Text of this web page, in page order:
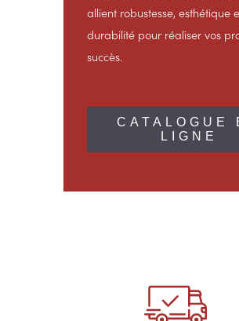
allient robustesse, esthétique
durabilité pour réaliser vos
succès.
CATALOGUE
LIGNE